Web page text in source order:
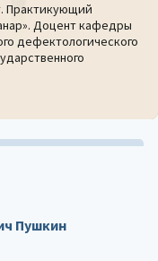
Практикующий
Доцент кафедры
дефектологического
Пушкин